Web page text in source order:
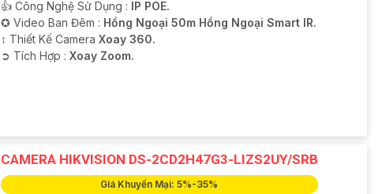
👍 Công Nghệ Sử Dụng :
IP POE.
✪ Video Ban Đêm : Hồng Ngoại 50m Hồng Ngoại Smart IR.
↕️ Thiết Kế Camera Xoay 360.
️➲ Tích Hợp : Xoay Zoom.
CAMERA HIKVISION DS-2CD2H47G3-LIZS2UY/SRB
Giá Khuyến Mại: 5%-35%